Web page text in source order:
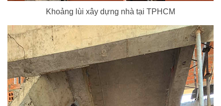
Khoảng lùi xây dựng nhà tại TPHCM